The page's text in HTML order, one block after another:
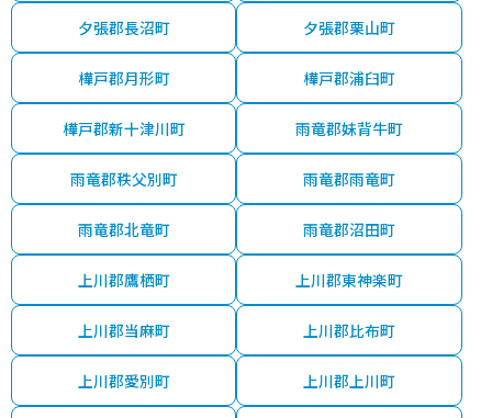
夕張郡長沼町 夕張郡栗山町
樺戸郡月形町 樺戸郡浦臼町
樺戸郡新十津川町 雨竜郡妹背牛町
雨竜郡秩父別町 雨竜郡雨竜町
雨竜郡北竜町 雨竜郡沼田町
上川郡鷹栖町 上川郡東神楽町
上川郡当麻町 上川郡比布町
上川郡愛別町 上川郡上川町